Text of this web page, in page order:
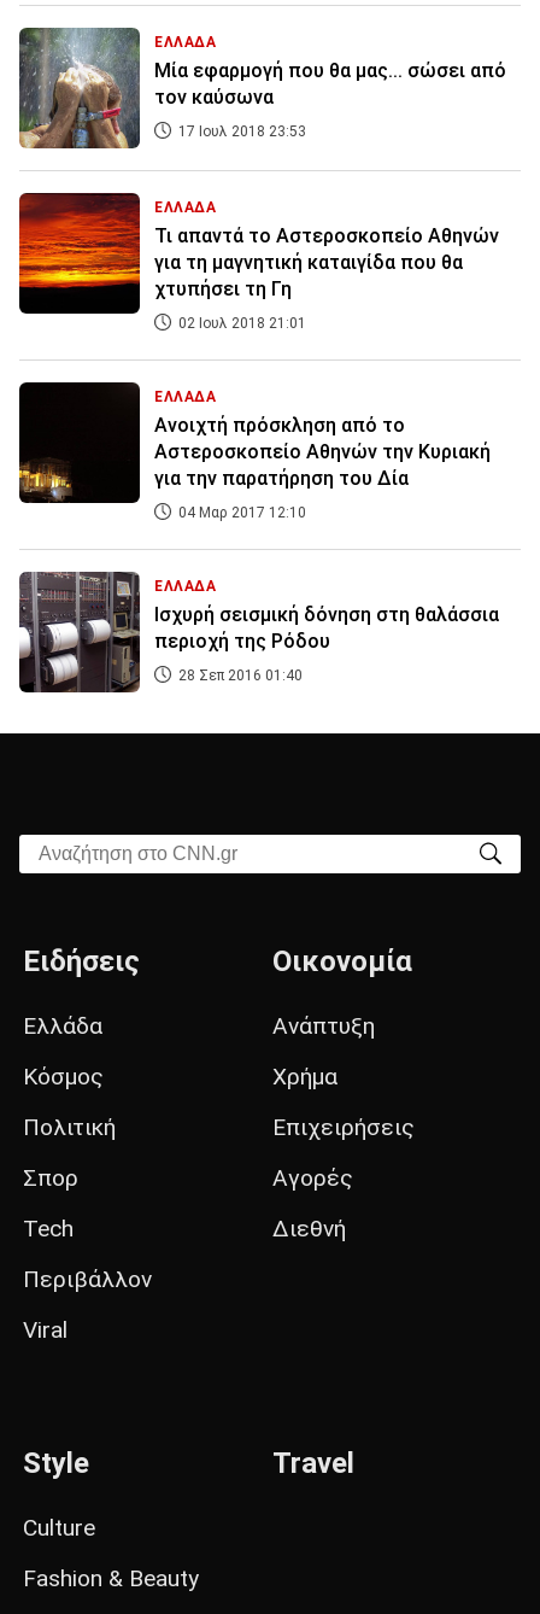
ΕΛΛΑΔΑ
Μία εφαρμογή που θα μας... σώσει από
τον καύσωνα
17 Ιουλ 2018 23:53
ΕΛΛΑΔΑ
Τι απαντά το Αστεροσκοπείο Αθηνών
για τη μαγνητική καταιγίδα που θα
χτυπήσει τη Γη
02 Ιουλ 2018 21:01
ΕΛΛΑΔΑ
Ανοιχτή πρόσκληση από το
Αστεροσκοπείο Αθηνών την Κυριακή
για την παρατήρηση του Δία
04 Μαρ 2017 12:10
ΕΛΛΑΔΑ
Ισχυρή σεισμική δόνηση στη θαλάσσια
περιοχή της Ρόδου
28 Σεπ 2016 01:40
Αναζήτηση στο CNN.gr
Ειδήσεις
Ελλάδα
Κόσμος
Πολιτική
Σπορ
Tech
Περιβάλλον
Viral
Οικονομία
Ανάπτυξη
Χρήμα
Επιχειρήσεις
Αγορές
Διεθνή
Style
Culture
Fashion & Beauty
Travel